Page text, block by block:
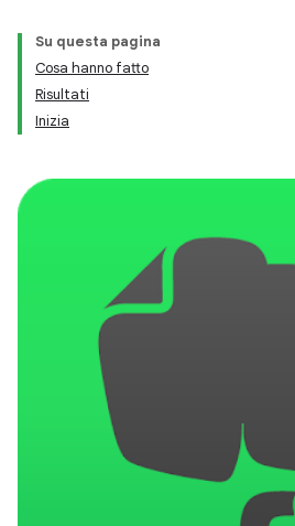
Su questa pagina
Cosa hanno fatto
Risultati
Inizia